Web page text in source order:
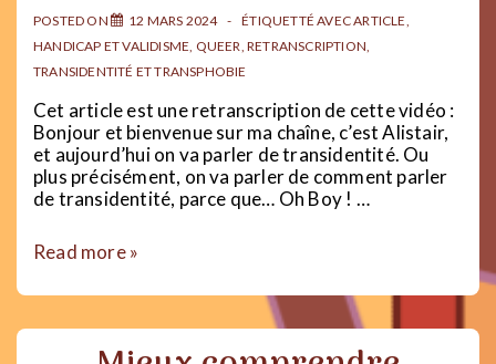
la
socialisation
genrée
POSTED ON 12 MARS 2024 ÉTIQUETTÉ AVECARTICLE,
HANDICAP ET VALIDISME, QUEER,RETRANSCRIPTION,
TRANSIDENTITÉ ET TRANSPHOBIE
Cet article est une retranscription de cette vidéo :
Bonjour et bienvenue sur ma chaîne, c’est Alistair,
et aujourd’hui on va parler de transidentité. Ou
plus précisément, on va parler de comment parler
de transidentité, parce que… Oh Boy ! …
«
»,
Read more »